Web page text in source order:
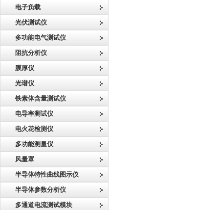
电子负载
光伏测试仪
多功能电气测试仪
阻抗分析仪
膜厚仪
光谱仪
铁素体含量测试仪
电导率测试仪
电火花检测仪
多功能测量仪
风量罩
半导体特性曲线图示仪
半导体参数分析仪
多通道电流测试模块